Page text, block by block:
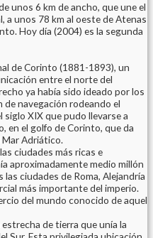
unos 6 km de ancho, que une el
a unos 78 km al oeste de Atenas
Hoy día (2004) es la segunda
de Corinto (1881-1893), un
entre el norte del
ya había sido ideado por los
navegación rodeando el
XIX que pudo llevarse a
en el golfo de Corinto, que da
Mar Adriático.
ciudades más ricas e
aproximadamente medio millón
ciudades de Roma, Alejandría
más importante del imperio.
del mundo conocido de aquel
de tierra que unía la